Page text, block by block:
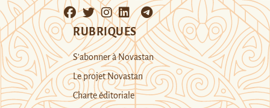
RUBRIQUES
S’abonner à Novastan
Le projet Novastan
Charte éditoriale